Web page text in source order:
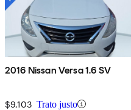
2016 Nissan Versa 1.6 SV
$9,103 Trato justo